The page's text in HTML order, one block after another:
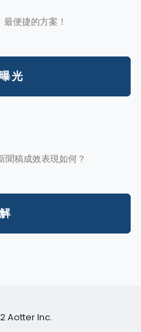
便捷的方案！
光
稿成效表現如何？
Aotter Inc.